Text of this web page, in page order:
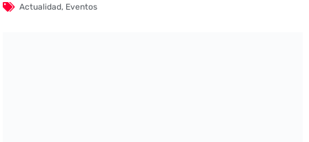
Actualidad, Eventos